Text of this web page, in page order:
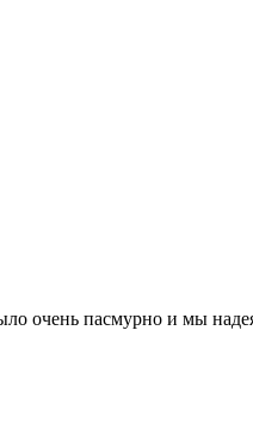
очень пасмурно и мы